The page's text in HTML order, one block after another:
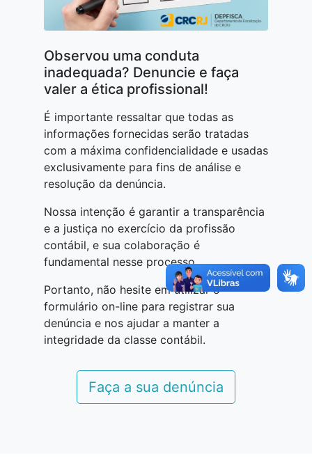
Observou uma conduta
inadequada? Denuncie e faça
valer a ética profissional!
É importante ressaltar que todas as
informações fornecidas serão tratadas
com a máxima confidencialidade e usadas
exclusivamente para fins de análise e
resolução da denúncia.
Nossa intenção é garantir a transparência
e a justiça no exercício da profissão
contábil, e sua colaboração é
fundamental nesse processo.
Portanto, não hesite em utilizar o
formulário on-line para registrar sua
denúncia e nos ajudar a manter a
integridade da classe contábil.
Faça a sua denúncia